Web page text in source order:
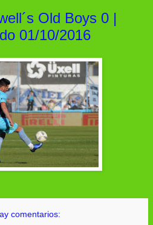
Old Boys 0 |
01/10/2016
comentarios: